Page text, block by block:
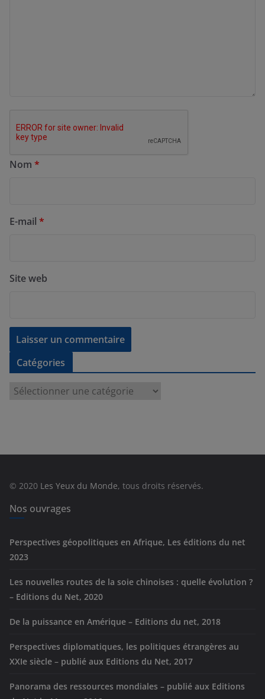
Nom *
E-mail *
Site web
Catégories
e
s
© 2020 Les Yeux du Monde, tous droits réservés.
Nos ouvrages
Perspectives géopolitiques en Afrique, Les éditions du net
2023
Les nouvelles routes de la soie chinoises : quelle évolution ?
– Editions du Net, 2020
De la puissance en Amérique – Editions du net, 2018
Perspectives diplomatiques, les politiques étrangères au
XXIe siècle – publié aux Editions du Net, 2017
Panorama des ressources mondiales – publié aux Editions